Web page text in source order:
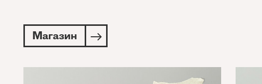
Магазин